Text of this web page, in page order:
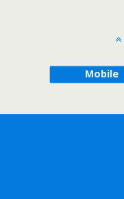
Mobile